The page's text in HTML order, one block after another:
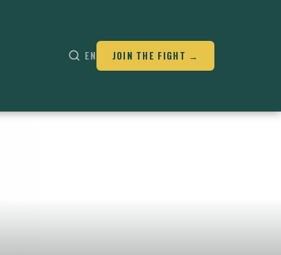
EN JOIN THE FIGHT →